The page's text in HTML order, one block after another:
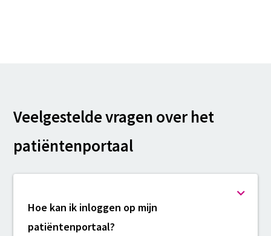
Veelgestelde vragen over het
patiëntenportaal
Hoe kan ik inloggen op mijn
patiëntenportaal?